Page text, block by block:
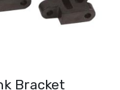
Bracket